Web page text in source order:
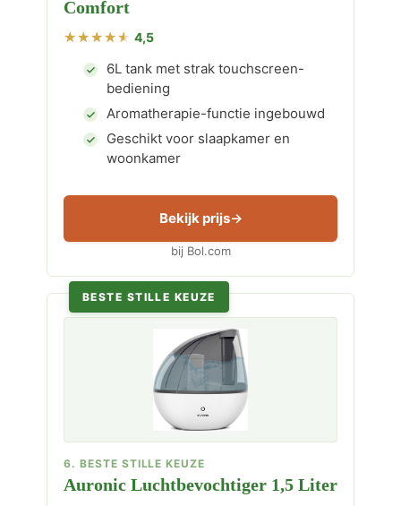
Comfort
4,5
6L tank met strak touchscreen-
bediening
Aromatherapie-functie ingebouwd
Geschikt voor slaapkamer en
woonkamer
Bekijk prijs
bij Bol.com
BESTE STILLE KEUZE
6. BESTE STILLE KEUZE
Auronic Luchtbevochtiger 1,5 Liter